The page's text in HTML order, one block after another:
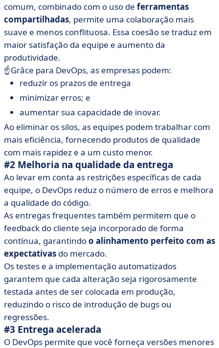
comum, combinado com o uso de ferramentas
compartilhadas, permite uma colaboração mais
suave e menos conflituosa. Essa coesão se traduz em
maior satisfação da equipe e aumento da
produtividade.
☝️Grâce para DevOps, as empresas podem:
reduzir os prazos de entrega
minimizar erros; e
aumentar sua capacidade de inovar.
Ao eliminar os silos, as equipes podem trabalhar com
mais eficiência, fornecendo produtos de qualidade
com mais rapidez e a um custo menor.
#2 Melhoria na qualidade da entrega
Ao levar em conta as restrições específicas de cada
equipe, o DevOps reduz o número de erros e melhora
a qualidade do código.
As entregas frequentes também permitem que o
feedback do cliente seja incorporado de forma
contínua, garantindoo alinhamento perfeito com as
expectativas do mercado.
Os testes e a implementação automatizados
garantem que cada alteração seja rigorosamente
testada antes de ser colocada em produção,
reduzindo o risco de introdução de bugs ou
regressões.
#3 Entrega acelerada
O DevOps permite que você forneça versões menores